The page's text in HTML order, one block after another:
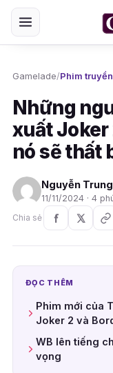
Gamelade/Phim
Những
xuất
nó sẽ thất
Nguyễn
11/11/2024 · 4
Chia sẻ
ĐỌC THÊM
Phim mới của
Joker 2 và
WB lên tiếng
vọng